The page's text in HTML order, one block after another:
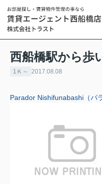
西船橋駅から歩
1Ｋ～ 2017.08.08
Parador Nishifunabashi（パ